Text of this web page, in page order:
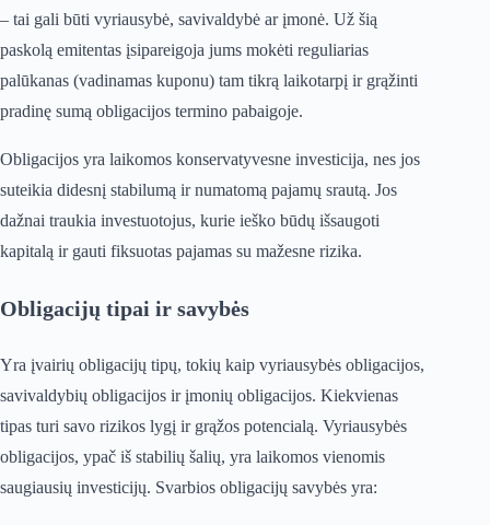
– tai gali būti vyriausybė, savivaldybė ar įmonė. Už šią
paskolą emitentas įsipareigoja jums mokėti reguliarias
palūkanas (vadinamas kuponu) tam tikrą laikotarpį ir grąžinti
pradinę sumą obligacijos termino pabaigoje.
Obligacijos yra laikomos konservatyvesne investicija, nes jos
suteikia didesnį stabilumą ir numatomą pajamų srautą. Jos
dažnai traukia investuotojus, kurie ieško būdų išsaugoti
kapitalą ir gauti fiksuotas pajamas su mažesne rizika.
Obligacijų tipai ir savybės
Yra įvairių obligacijų tipų, tokių kaip vyriausybės obligacijos,
savivaldybių obligacijos ir įmonių obligacijos. Kiekvienas
tipas turi savo rizikos lygį ir grąžos potencialą. Vyriausybės
obligacijos, ypač iš stabilių šalių, yra laikomos vienomis
saugiausių investicijų. Svarbios obligacijų savybės yra: